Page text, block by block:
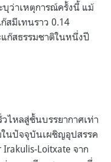
บุว่าเหตุการณ์ครั้งนี้ แม้
สมีเทนราว 0.14
ก๊สธรรมชาติในหนึ่งปี
ไหลสู่ชั้นบรรยากาศเท่า
ในปัจจุบันเผชิญอุปสรรค
Loitxate จาก